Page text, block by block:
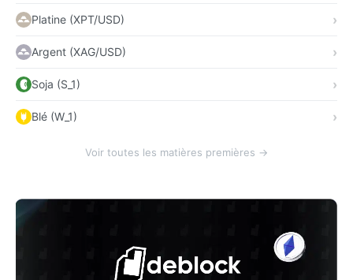
Platine (XPT/USD)
Argent (XAG/USD)
Soja (S_1)
Blé (W_1)
Voir toutes les matières premières →